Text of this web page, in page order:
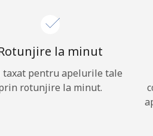
la minut
taxat pentru apelurile tale
rotunjire la minut.